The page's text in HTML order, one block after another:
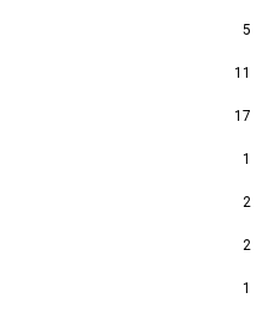
5
11
17
1
2
2
1